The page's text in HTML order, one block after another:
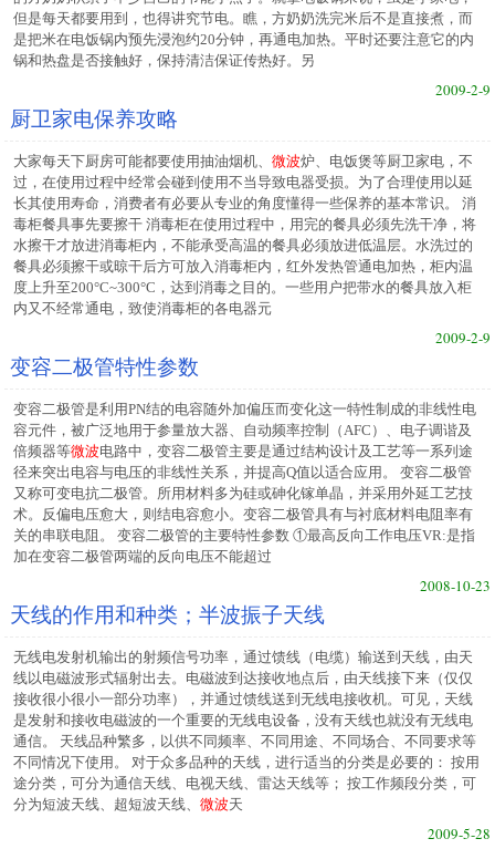
但是每天都要用到，也得讲究节电。瞧，方奶奶洗完米后不是直接煮，而
是把米在电饭锅内预先浸泡约20分钟，再通电加热。平时还要注意它的内
锅和热盘是否接触好，保持清洁保证传热好。另
2009-2-9
厨卫家电保养攻略
大家每天下厨房可能都要使用抽油烟机、微波炉、电饭煲等厨卫家电，不
过，在使用过程中经常会碰到使用不当导致电器受损。为了合理使用以延
长其使用寿命，消费者有必要从专业的角度懂得一些保养的基本常识。 消
毒柜餐具事先要擦干 消毒柜在使用过程中，用完的餐具必须先洗干净，将
水擦干才放进消毒柜内，不能承受高温的餐具必须放进低温层。水洗过的
餐具必须擦干或晾干后方可放入消毒柜内，红外发热管通电加热，柜内温
度上升至200°C~300°C，达到消毒之目的。一些用户把带水的餐具放入柜
内又不经常通电，致使消毒柜的各电器元
2009-2-9
变容二极管特性参数
变容二极管是利用PN结的电容随外加偏压而变化这一特性制成的非线性电
容元件，被广泛地用于参量放大器、自动频率控制（AFC）、电子调谐及
倍频器等微波电路中，变容二极管主要是通过结构设计及工艺等一系列途
径来突出电容与电压的非线性关系，并提高Q值以适合应用。 变容二极管
又称可变电抗二极管。所用材料多为硅或砷化镓单晶，并采用外延工艺技
术。反偏电压愈大，则结电容愈小。变容二极管具有与衬底材料电阻率有
关的串联电阻。 变容二极管的主要特性参数 ①最高反向工作电压VR:是指
加在变容二极管两端的反向电压不能超过
2008-10-23
天线的作用和种类；半波振子天线
无线电发射机输出的射频信号功率，通过馈线（电缆）输送到天线，由天
线以电磁波形式辐射出去。电磁波到达接收地点后，由天线接下来（仅仅
接收很小很小一部分功率），并通过馈线送到无线电接收机。可见，天线
是发射和接收电磁波的一个重要的无线电设备，没有天线也就没有无线电
通信。 天线品种繁多，以供不同频率、不同用途、不同场合、不同要求等
不同情况下使用。 对于众多品种的天线，进行适当的分类是必要的： 按用
途分类，可分为通信天线、电视天线、雷达天线等； 按工作频段分类，可
分为短波天线、超短波天线、微波天
2009-5-28